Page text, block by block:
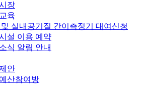
장
육
실내공기질 간이측정기 대여신청
설 이용 예약
식 알림 안내
안
산참여방